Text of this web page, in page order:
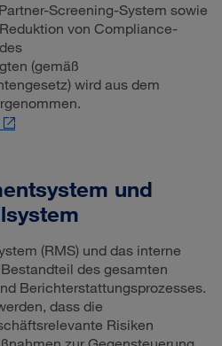
Screening-System sowie
von Compliance-
(gemäß
wird aus dem
und
(RMS) und das interne
des gesamten
Berichterstattungsprozesses.
dass die
Risiken